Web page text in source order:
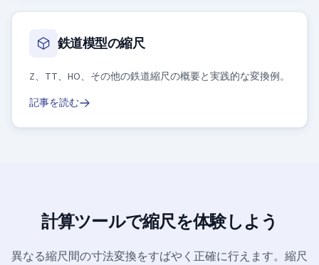
鉄道模型の縮尺
Z、TT、HO、その他の鉄道縮尺の概要と実践的な変換例。
記事を読む
計算ツールで縮尺を体験しよう
異なる縮尺間の寸法変換をすばやく正確に行えます。縮尺